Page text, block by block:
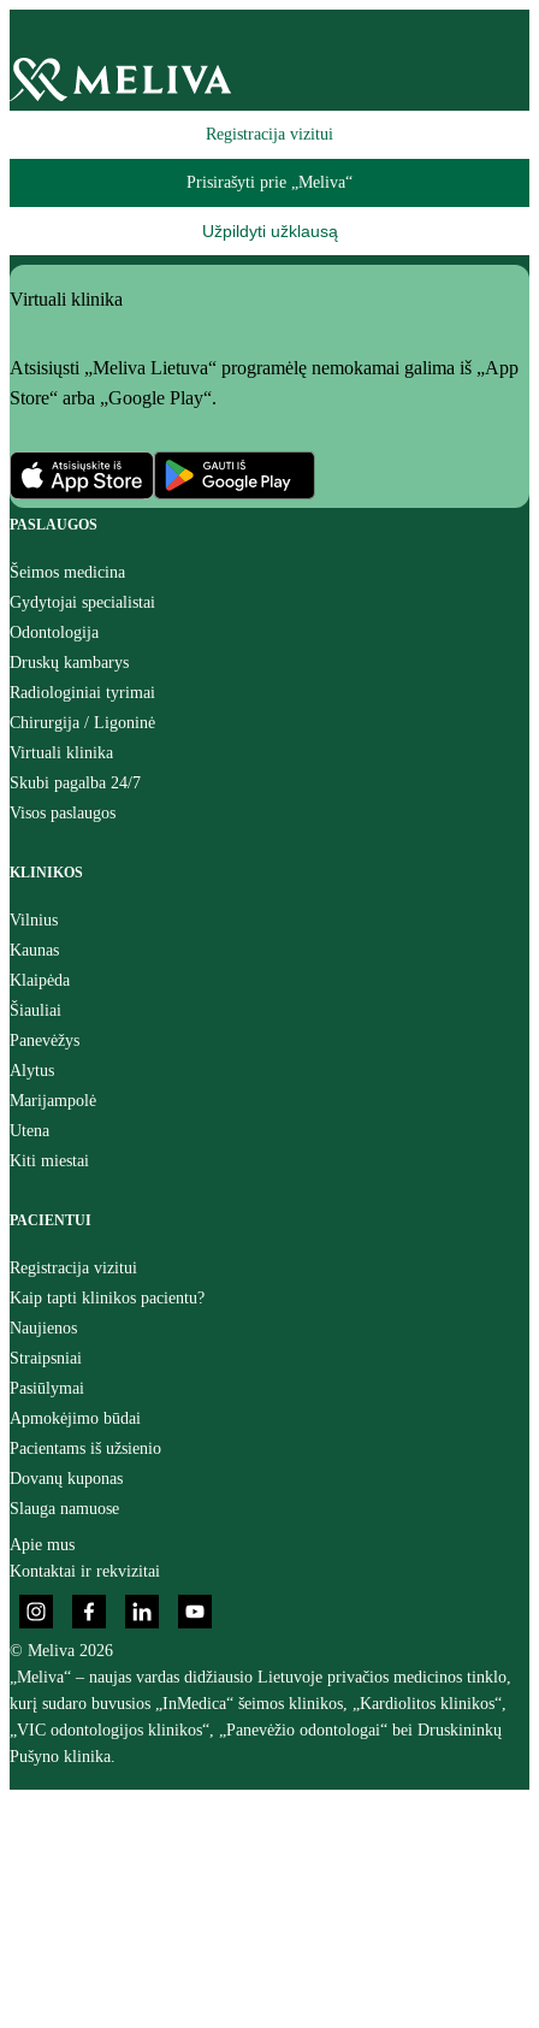
Registracija vizitui
Prisirašyti prie „Meliva“
Užpildyti užklausą
Virtuali klinika
Atsisiųsti „Meliva Lietuva“ programėlę nemokamai galima iš „App
Store“ arba „Google Play“.
PASLAUGOS
Šeimos medicina
Gydytojai specialistai
Odontologija
Druskų kambarys
Radiologiniai tyrimai
Chirurgija / Ligoninė
Virtuali klinika
Skubi pagalba 24/7
Visos paslaugos
KLINIKOS
Vilnius
Kaunas
Klaipėda
Šiauliai
Panevėžys
Alytus
Marijampolė
Utena
Kiti miestai
PACIENTUI
Registracija vizitui
Kaip tapti klinikos pacientu?
Naujienos
Straipsniai
Pasiūlymai
Apmokėjimo būdai
Pacientams iš užsienio
Dovanų kuponas
Slauga namuose
Apie mus
Kontaktai ir rekvizitai
© Meliva 2026
„Meliva“ – naujas vardas didžiausio Lietuvoje privačios medicinos tinklo,
kurį sudaro buvusios „InMedica“ šeimos klinikos, „Kardiolitos klinikos“,
„VIC odontologijos klinikos“, „Panevėžio odontologai“ bei Druskininkų
Pušyno klinika.